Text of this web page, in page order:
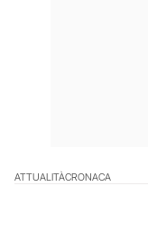
ATTUALITÀCRONACA